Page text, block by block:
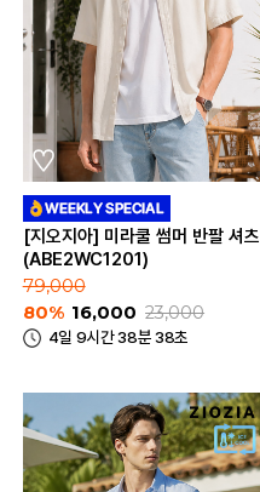
[지오지아] 미라쿨 썸머 반팔 셔츠
(ABE2WC1201)
79,000
80% 16,000 23,000
4일 9시간 38분 38초